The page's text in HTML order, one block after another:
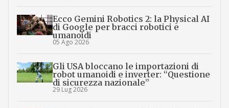
Ecco Gemini Robotics 2: la Physical AI
di Google per bracci robotici e
umanoidi
05 Ago 2026
Gli USA bloccano le importazioni di
robot umanoidi e inverter: “Questione
di sicurezza nazionale”
29 Lug 2026